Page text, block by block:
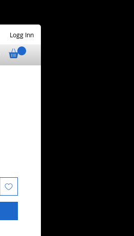
Logg Inn